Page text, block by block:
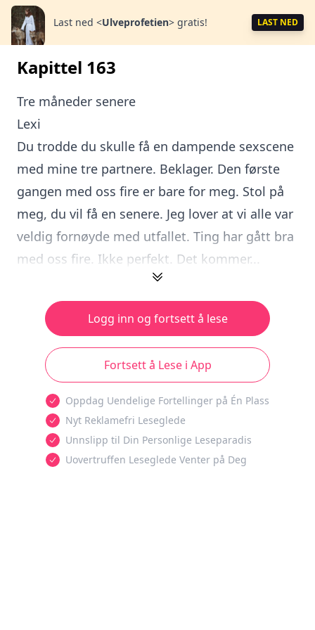
Last ned <Ulveprofetien> gratis! LAST NED
Kapittel 163
Tre måneder senere
Lexi
Du trodde du skulle få en dampende sexscene
med mine tre partnere. Beklager. Den første
gangen med oss fire er bare for meg. Stol på
meg, du vil få en senere. Jeg lover at vi alle var
veldig fornøyde med utfallet. Ting har gått bra
med oss fire. Ikke perfekt. Det kommer...
Logg inn og fortsett å lese
Fortsett å Lese i App
Oppdag Uendelige Fortellinger på Én Plass
Nyt Reklamefri Leseglede
Unnslipp til Din Personlige Leseparadis
Uovertruffen Leseglede Venter på Deg